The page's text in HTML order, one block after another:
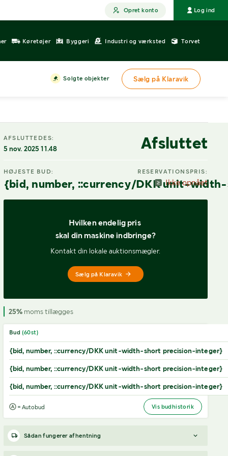
Opret konto Log ind
Køretøjer Byggeri Industri og værksted Torvet
Solgte objekter Sælg på Klaravik
AFSLUTTEDES:
5 nov. 2025 11.48 Afsluttet
HØJESTE BUD:
{bid, number, ::currency/DKK unit-
RESERVATIONSPRIS:
Ikke opnået
Hvilken endelig pris
skal din maskine indbringe?
Kontakt din lokale auktionsmægler.
Sælg på Klaravik
25%moms tillægges
Bud (60st)
{bid, number, ::currency/DKK unit-width-short precision-integer}
{bid, number, ::currency/DKK unit-width-short precision-integer}
{bid, number, ::currency/DKK unit-width-short precision-integer}
= Autobud Vis budhistorik
Sådan fungerer afhentning